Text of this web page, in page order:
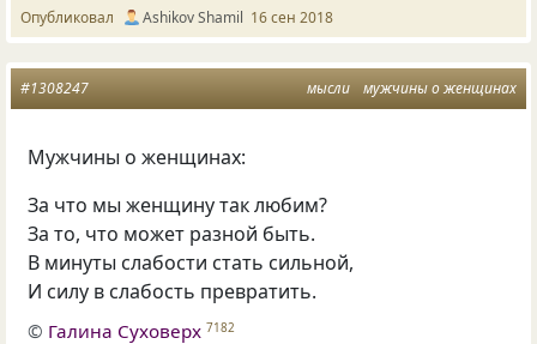
Опубликовал Ashikov Shamil 16 сен 2018
мысли мужчины о женщинах
#1308247
Мужчины о женщинах:
За что мы женщину так любим?
За то, что может разной быть.
В минуты слабости стать сильной,
И силу в слабость превратить.
© Галина Суховерх 7182